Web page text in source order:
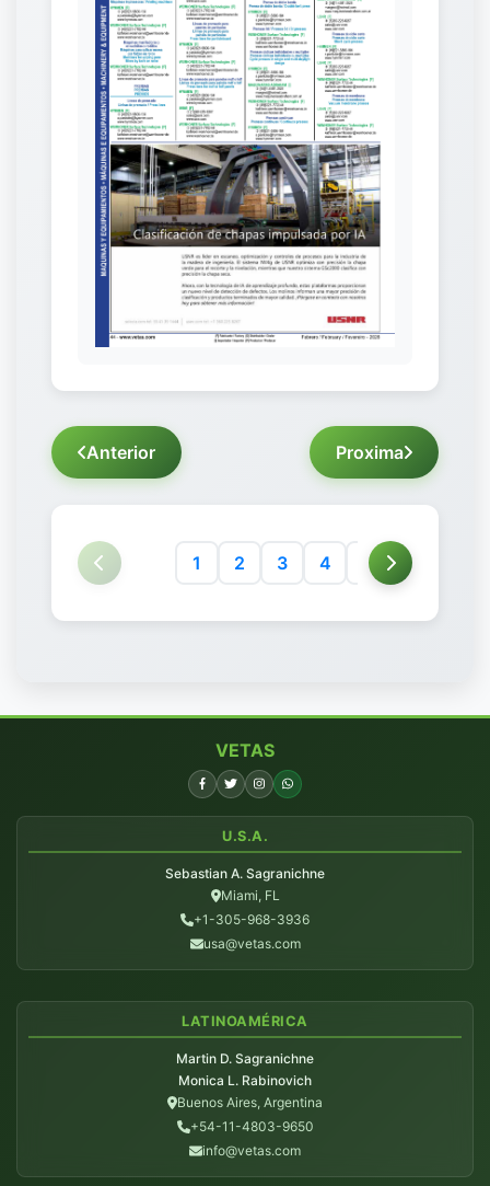
Anterior Proxima
1 2 3 4 5 6
VETAS
U.S.A.
Sebastian A. Sagranichne
Miami, FL
+1-305-968-3936
usa@vetas.com
LATINOAMÉRICA
Martin D. Sagranichne
Monica L. Rabinovich
Buenos Aires, Argentina
+54-11-4803-9650
info@vetas.com